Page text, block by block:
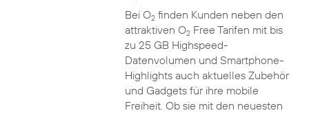
Bei O2finden Kunden neben den
attraktiven O2Free Tarifen mit bis
zu 25 GB Highspeed-
Datenvolumen und Smartphone-
Highlights auch aktuelles Zubehör
und Gadgets für ihre mobile
Freiheit. Ob sie mit den neuesten